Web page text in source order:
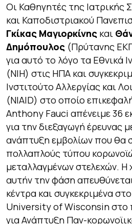
Οι Καθηγητές της Ιατρικής
και Καποδιστριακού
Γκίκας Μαγιορκίνης και
Δημόπουλος (Πρύτανης
για αυτό το λόγο τα Εθνικά
(NIH) στις ΗΠΑ και
Ινστιτούτο Αλλεργίας και
(NIAID) στο οποίο
Anthony Fauci απένειμε 36
για την διεξαγωγή έρευνας
ανάπτυξη εμβολίων που θα
πολλαπλούς τύπου
μεταλλαγμένων στελεχών.
αυτήν την φάση
κέντρα και συγκεκριμένα στο
University of Wisconsin στο
για Ανάπτυξη Παν-